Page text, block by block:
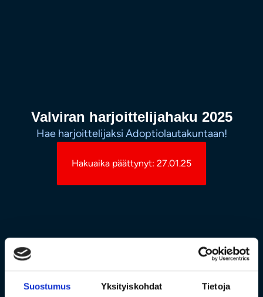
Suostumus Yksityiskohdat Tietoja
Valviran harjoittelijahaku 2025
Hae harjoittelijaksi Adoptiolautakuntaan!
Hakuaika päättynyt: 27.01.25